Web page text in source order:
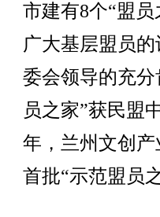
市建有8个“盟
广大基层盟员
委会领导的充
员之家”获民盟
年，兰州文创
首批“示范盟员